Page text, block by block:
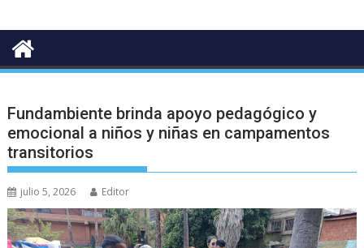
Fundambiente brinda apoyo pedagógico y
emocional a niños y niñas en campamentos
transitorios
julio 5, 2026 Editor